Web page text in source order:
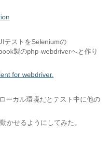
テストをSeleniumの
製のphp-webdriverへと作り
for webdriver.
ーカル環境だとテスト中に他の
かせるようにしてみた。